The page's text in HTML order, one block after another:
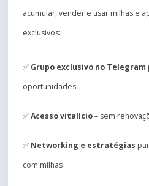
acumular, vender e usar milhas e
exclusivos:
✅ Grupo exclusivo no Telegram
oportunidades
✅Acesso vitalício– sem
✅ Networking e estratégias
com milhas